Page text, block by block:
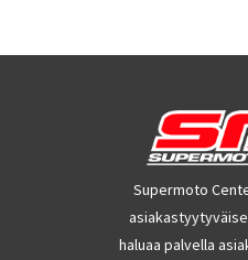
Supermoto
haluaa palvella